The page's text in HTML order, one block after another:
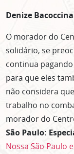
Denize Bacoccina
O morador do
solidário, se
continua
para que eles
não considera
trabalho no
morador do
São Paulo:
Nossa São Paulo